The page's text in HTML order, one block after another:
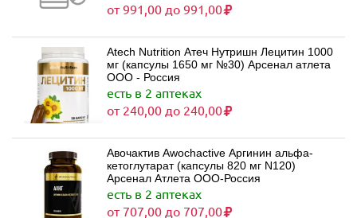
от 991,00 до 991,00
Atech Nutrition Атеч Нутришн Лецитин 1000
мг (капсулы 1650 мг №30) Арсенал атлета
ООО - Россия
есть в 2 аптеках
от 240,00 до 240,00
Авочактив Awochactive Аргинин альфа-
кетоглутарат (капсулы 820 мг N120)
Арсенал Атлета ООО-Россия
есть в 2 аптеках
от 707,00 до 707,00